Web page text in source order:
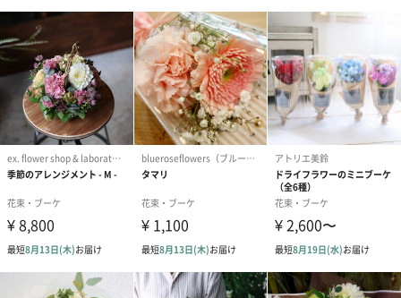
甘酸っぱく爽やかな果肉の詰まったゼリーです。
ブルーベリー
ブルーベリーの果肉と果汁がたっぷり入ったヘルシーなゼリーで
す。
グレープフルーツ
爽快な酸味と程よい苦味は、食後のデザートとしてもぴったり。